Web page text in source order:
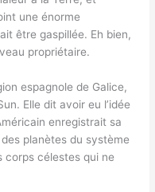
une énorme
être gaspillée. Eh bien,
propriétaire.
espagnole de Galice,
Elle dit avoir eu l’idée
enregistrait sa
planètes du système
corps célestes qui ne